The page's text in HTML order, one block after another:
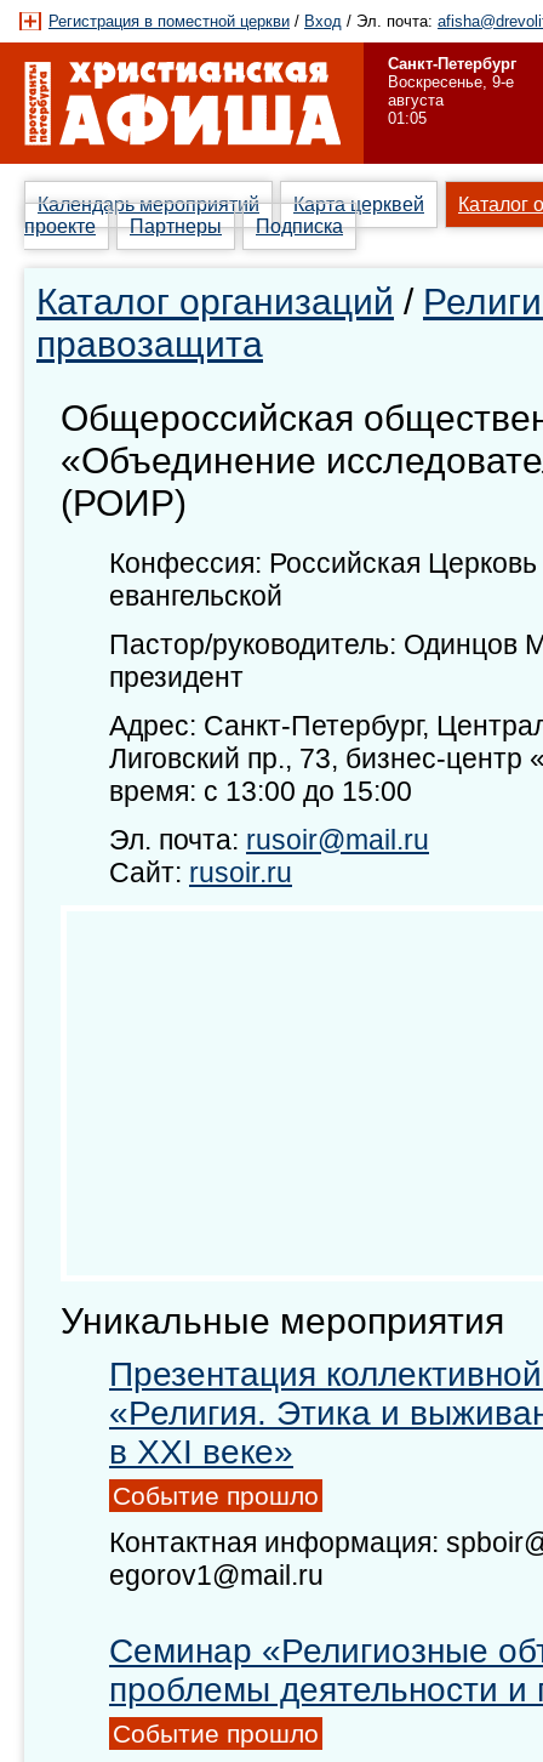
Регистрация в поместной церкви / Вход / Эл. почта:
Санкт-Петербург
Воскресенье, 9-е
августа
01:05
Календарь мероприятий Карта церквей
Каталог
проекте
Партнеры Подписка
Каталог организаций /
правозащита
Общероссийская
«Объединение
(РОИР)
Конфессия: Российская
евангельской
Пастор/руководитель: Одинцов
президент
Адрес: Санкт-Петербург,
Лиговский пр., 73, бизнес-центр
время: с 13:00 до 15:00
Эл. почта: rusoir@mail.ru
Сайт: rusoir.ru
Уникальные мероприятия
Презентация
«Религия. Этика и
в XXI веке»
Событие прошло
Контактная информация:
egorov1@mail.ru
Семинар «Религиозные
проблемы деятельности и
Событие прошло